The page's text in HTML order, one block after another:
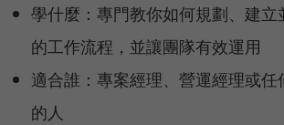
學什麼：專門教你如何規劃、建立
的工作流程，並讓團隊有效運用
適合誰：專案經理、營運經理或任
的人